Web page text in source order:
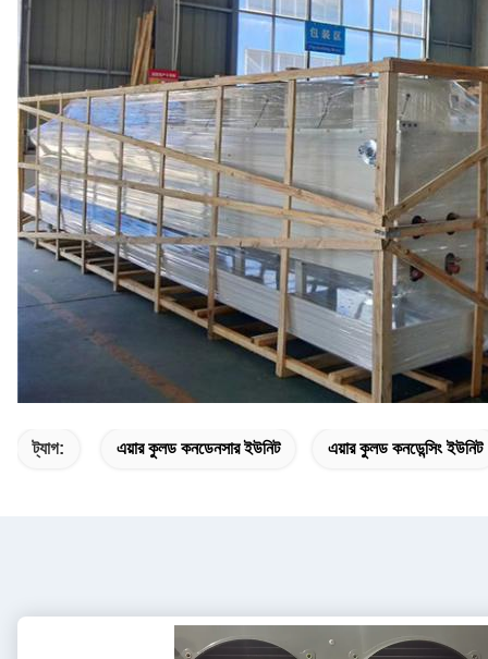
ট্যাগ: এয়ার কুলড কনডেনসার ইউনিট এয়ার কুলড কনডেন্সিং ইউনিট